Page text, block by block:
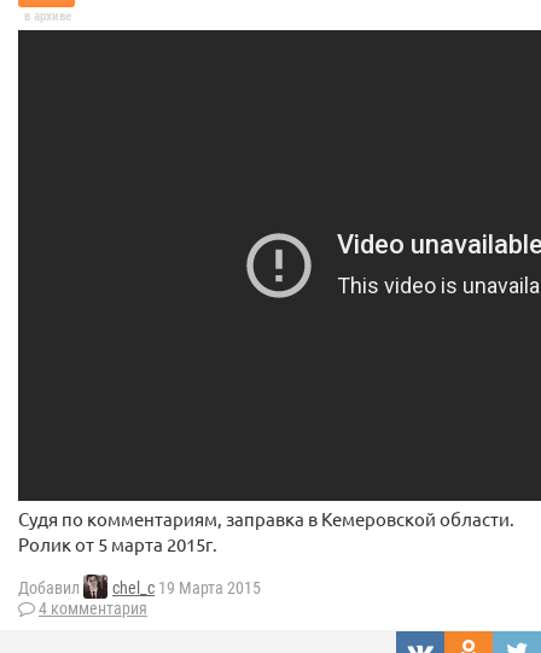
в архиве
Судя по комментариям, заправка в Кемеровской области.
Ролик от 5 марта 2015г.
Добавил chel_c 19 Марта 2015
4 комментария